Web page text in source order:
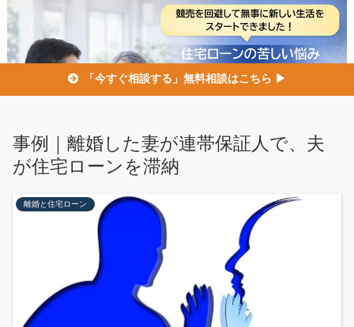
「今すぐ相談する」無料相談はこちら ▶
事例｜離婚した妻が連帯保証人で、夫
が住宅ローンを滞納
離婚と住宅ローン